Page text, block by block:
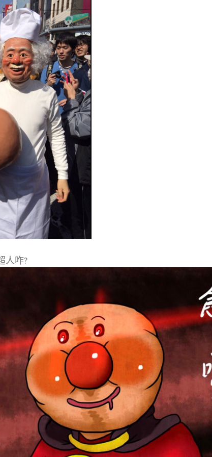
人咋?